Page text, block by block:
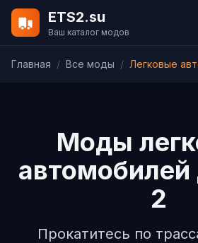
ETS2.su
Ваш каталог модов
Главная / Все моды / Легковые
Моды
автомобилей
2
Прокатитесь по